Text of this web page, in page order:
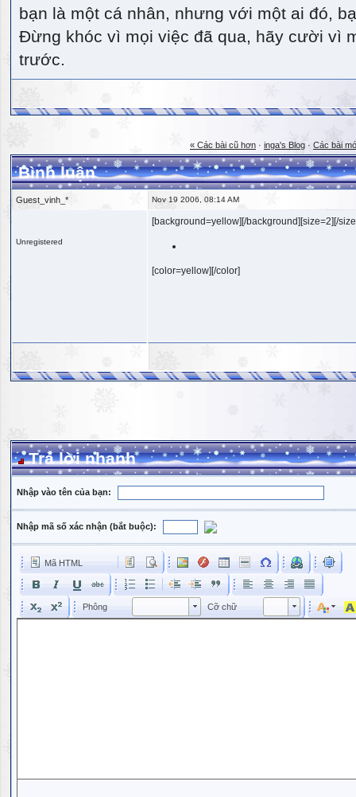
bạn là một cá nhân, nhưng với một ai đó,
Đừng khóc vì mọi việc đã qua, hãy cười vì
trước.
« Các bài cũ hơn · inga's Blog · Các bài
Bình luận
Guest_vinh_* Nov 19 2006, 08:14 AM
Unregistered
[background=yellow][/background][size=2][/
[color=yellow][/color]
Trả lời nhanh
Nhập vào tên của bạn:
Nhập mã số xác nhận (bắt buộc):
Mã HTML
Phông Phông Cỡ chữ Kích cỡ phông